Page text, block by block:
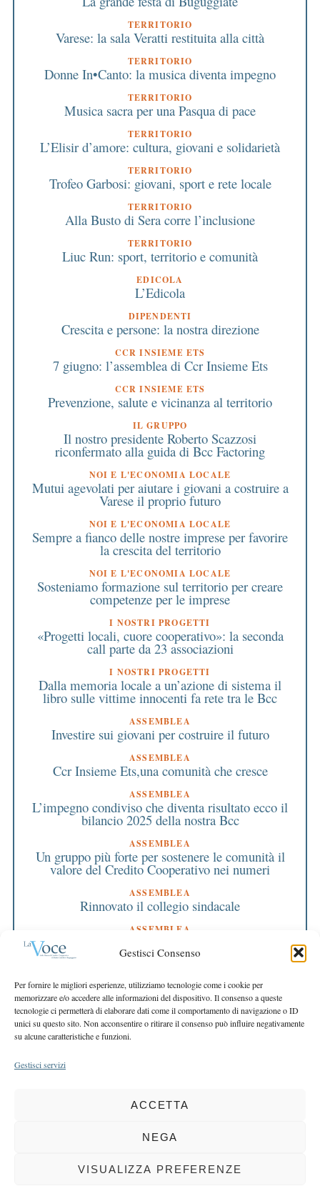
Gestisci Consenso
Per fornire le migliori esperienze, utilizziamo tecnologie come i cookie per
memorizzare e/o accedere alle informazioni del dispositivo. Il consenso a queste
tecnologie ci permetterà di elaborare dati come il comportamento di navigazione o ID
unici su questo sito. Non acconsentire o ritirare il consenso può influire negativamente
su alcune caratteristiche e funzioni.
Gestisci servizi
ACCETTA
NEGA
VISUALIZZA PREFERENZE
TERRITORIO
Varese: la sala Veratti restituita alla città
TERRITORIO
Donne In•Canto: la musica diventa impegno
TERRITORIO
Musica sacra per una Pasqua di pace
TERRITORIO
L’Elisir d’amore: cultura, giovani e solidarietà
TERRITORIO
Trofeo Garbosi: giovani, sport e rete locale
TERRITORIO
Alla Busto di Sera corre l’inclusione
TERRITORIO
Liuc Run: sport, territorio e comunità
EDICOLA
L’Edicola
DIPENDENTI
Crescita e persone: la nostra direzione
CCR INSIEME ETS
7 giugno: l’assemblea di Ccr Insieme Ets
CCR INSIEME ETS
Prevenzione, salute e vicinanza al territorio
IL GRUPPO
Il nostro presidente Roberto Scazzosi
riconfermato alla guida di Bcc Factoring
NOI E L'ECONOMIA LOCALE
Mutui agevolati per aiutare i giovani a costruire a
Varese il proprio futuro
NOI E L'ECONOMIA LOCALE
Sempre a fianco delle nostre imprese per favorire
la crescita del territorio
NOI E L'ECONOMIA LOCALE
Sosteniamo formazione sul territorio per creare
competenze per le imprese
I NOSTRI PROGETTI
«Progetti locali, cuore cooperativo»: la seconda
call parte da 23 associazioni
I NOSTRI PROGETTI
Dalla memoria locale a un’azione di sistema il
libro sulle vittime innocenti fa rete tra le Bcc
ASSEMBLEA
Investire sui giovani per costruire il futuro
ASSEMBLEA
Ccr Insieme Ets,una comunità che cresce
ASSEMBLEA
L’impegno condiviso che diventa risultato ecco il
bilancio 2025 della nostra Bcc
ASSEMBLEA
Un gruppo più forte per sostenere le comunità il
valore del Credito Cooperativo nei numeri
ASSEMBLEA
Rinnovato il collegio sindacale
ASSEMBLEA
Bilancio approvato all’unanimità e 2 milioni
destinati al territorio
EDITORIALE DIRETTORE
Crescere restando riconoscibili
EDITORIALE PRESIDENTE
Costruire futuro insieme
COPYRIGHT 2025 LA VOCE |PRIVACY
BCC DI BUSTO GAROLFO E BUGUGGIATE